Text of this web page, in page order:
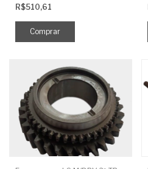
R$510,61